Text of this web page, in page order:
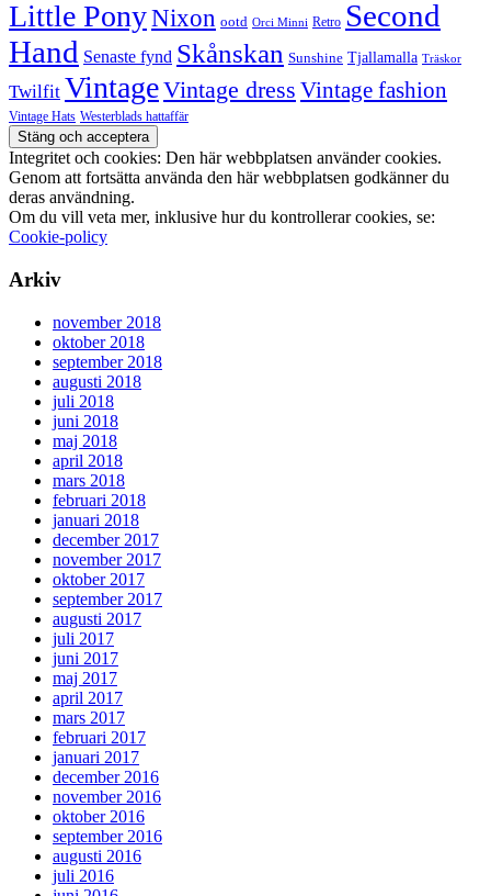
Little PonyNixon ootd Orci Minni Retro Second
Hand Senaste fynd Skånskan Sunshine Tjallamalla Träskor
Twilfit VintageVintage dress Vintage fashion
Vintage Hats Westerblads hattaffär
Integritet och cookies: Den här webbplatsen använder cookies.
Genom att fortsätta använda den här webbplatsen godkänner du
deras användning.
Om du vill veta mer, inklusive hur du kontrollerar cookies, se:
Cookie-policy
Arkiv
november 2018
oktober 2018
september 2018
augusti 2018
juli 2018
juni 2018
maj 2018
april 2018
mars 2018
februari 2018
januari 2018
december 2017
november 2017
oktober 2017
september 2017
augusti 2017
juli 2017
juni 2017
maj 2017
april 2017
mars 2017
februari 2017
januari 2017
december 2016
november 2016
oktober 2016
september 2016
augusti 2016
juli 2016